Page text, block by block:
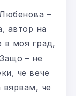
–
автор на
в моя град,
– не
че вече
че